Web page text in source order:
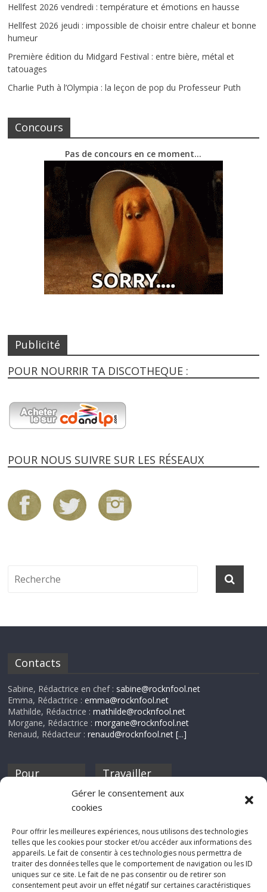
Gérer le consentement aux
cookies
Pour offrir les meilleures expériences, nous utilisons des technologies
telles que les cookies pour stocker et/ou accéder aux informations des
appareils. Le fait de consentir à ces technologies nous permettra de
traiter des données telles que le comportement de navigation ou les ID
uniques sur ce site. Le fait de ne pas consentir ou de retirer son
consentement peut avoir un effet négatif sur certaines caractéristiques
Hellfest 2026 vendredi : température et émotions en hausse
Hellfest 2026 jeudi : impossible de choisir entre chaleur et bonne
humeur
Première édition du Midgard Festival : entre bière, métal et
tatouages
Charlie Puth à l’Olympia : la leçon de pop du Professeur Puth
Concours
Pas de concours en ce moment…
Publicité
POUR NOURRIR TA DISCOTHEQUE :
POUR NOUS SUIVRE SUR LES RÉSEAUX
Contacts
Sabine, Rédactrice en chef : sabine@rocknfool.net
Emma, Rédactrice :emma@rocknfool.net
Mathilde, Rédactrice :mathilde@rocknfool.net
Morgane, Rédactrice :morgane@rocknfool.net
Renaud, Rédacteur :renaud@rocknfool.net [...]
Pour
discothèque
Travailler
Si tu souhaites
Rocknfool, n'hésite
pas à nous envoyer
tes chroniques de
concerts, de films,
séries ou des billets